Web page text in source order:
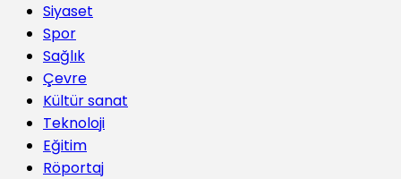
Siyaset
Spor
Sağlık
Çevre
Kültür sanat
Teknoloji
Eğitim
Röportaj